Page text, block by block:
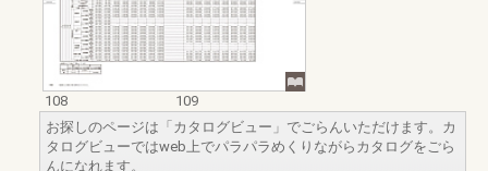
108
109
お探しのページは「カタログビュー」でごらんいただけます。カ
タログビューではweb上でパラパラめくりながらカタログをごら
んになれます。